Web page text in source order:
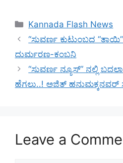
Categories
Kannada Flash News
“ಸುವರ್ಣ ಕುಟುಂಬದ
ದುರ್ಮರಣ-ಕಂಬನಿ
“ಸುವರ್ಣ ನ್ಯೂಸ್‌” ನಲ್ಲಿ
ಹೆಗಲು..! ಅಜಿತ್‌ ಹನುಮಕ್ಕನವರ್‌
Leave a